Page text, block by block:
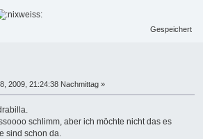
Gespeichert
2009, 21:24:38 Nachmittag »
schlimm, aber ich möchte nicht das es
sind schon da.